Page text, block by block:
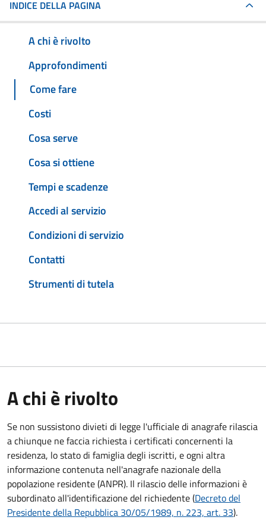
INDICE DELLA PAGINA
A chi è rivolto
Approfondimenti
Come fare
Costi
Cosa serve
Cosa si ottiene
Tempi e scadenze
Accedi al servizio
Condizioni di servizio
Contatti
Strumenti di tutela
A chi è rivolto
Se non sussistono divieti di legge l'ufficiale di anagrafe rilascia
a chiunque ne faccia richiesta i certificati concernenti la
residenza, lo stato di famiglia degli iscritti, e ogni altra
informazione contenuta nell'anagrafe nazionale della
popolazione residente (ANPR). Il rilascio delle informazioni è
subordinato all'identificazione del richiedente (Decreto del
Presidente della Repubblica 30/05/1989, n. 223, art. 33).